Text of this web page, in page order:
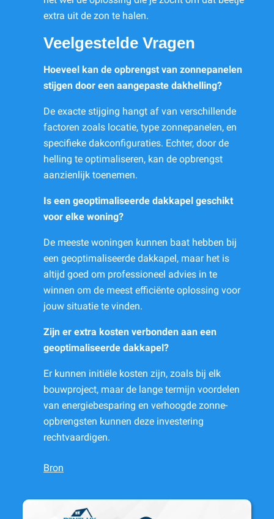
extra uit de zon te halen.
Veelgestelde Vragen
Hoeveel kan de opbrengst van zonnepanelen
stijgen door een aangepaste dakhelling?
De exacte stijging hangt af van verschillende
factoren zoals locatie, type zonnepanelen, en
specifieke dakconfiguraties. Echter, door de
helling te optimaliseren, kan de opbrengst
aanzienlijk toenemen.
Is een geoptimaliseerde dakkapel geschikt
voor elke woning?
De meeste woningen kunnen baat hebben bij
een geoptimaliseerde dakkapel, maar het is
altijd goed om professioneel advies in te
winnen om de meest efficiënte oplossing voor
jouw situatie te vinden.
Zijn er extra kosten verbonden aan een
geoptimaliseerde dakkapel?
Er kunnen initiële kosten zijn, zoals bij elk
bouwproject, maar de lange termijn voordelen
van energiebesparing en verhoogde zonne-
opbrengsten kunnen deze investering
rechtvaardigen.
Bron